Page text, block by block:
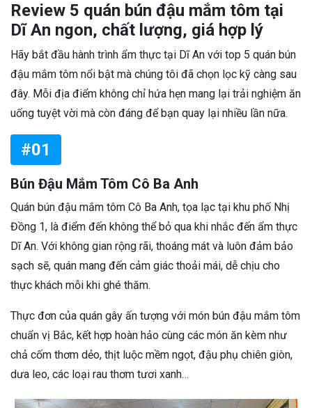
Review 5 quán bún đậu mắm tôm tại
Dĩ An ngon, chất lượng, giá hợp lý
Hãy bắt đầu hành trình ẩm thực tại Dĩ An với top 5 quán bún
đậu mắm tôm nổi bật mà chúng tôi đã chọn lọc kỹ càng sau
đây. Mỗi địa điểm không chỉ hứa hẹn mang lại trải nghiệm ăn
uống tuyệt vời mà còn đáng để bạn quay lại nhiều lần nữa.
#01
Bún Đậu Mắm Tôm Cô Ba Anh
Quán bún đậu mắm tôm Cô Ba Anh, tọa lạc tại khu phố Nhị
Đồng 1, là điểm đến không thể bỏ qua khi nhắc đến ẩm thực
Dĩ An. Với không gian rộng rãi, thoáng mát và luôn đảm bảo
sạch sẽ, quán mang đến cảm giác thoải mái, dễ chịu cho
thực khách mỗi khi ghé thăm.
Thực đơn của quán gây ấn tượng với món bún đậu mắm tôm
chuẩn vị Bắc, kết hợp hoàn hảo cùng các món ăn kèm như
chả cốm thơm dẻo, thịt luộc mềm ngọt, đậu phụ chiên giòn,
dưa leo, các loại rau thơm tươi xanh…